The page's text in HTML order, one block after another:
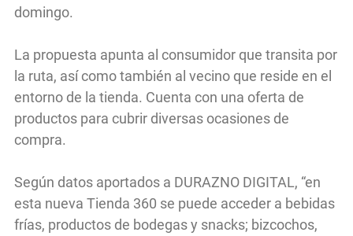
domingo.
La propuesta apunta al consumidor que transita por
la ruta, así como también al vecino que reside en el
entorno de la tienda. Cuenta con una oferta de
productos para cubrir diversas ocasiones de
compra.
Según datos aportados a DURAZNO DIGITAL, “en
esta nueva Tienda 360 se puede acceder a bebidas
frías, productos de bodegas y snacks; bizcochos,